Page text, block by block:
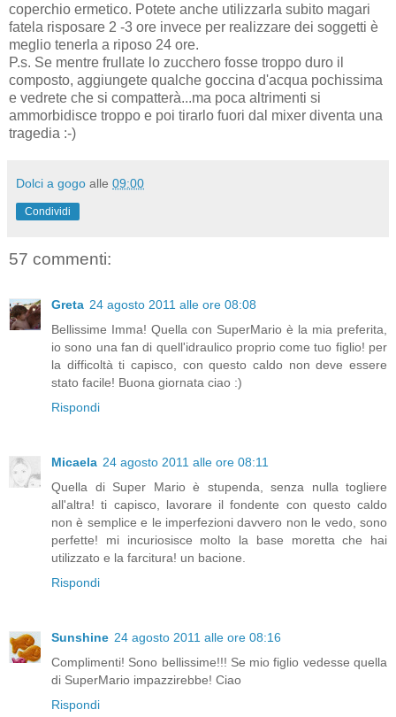
coperchio ermetico. Potete anche utilizzarla subito magari
fatela risposare 2 -3 ore invece per realizzare dei soggetti è
meglio tenerla a riposo 24 ore.
P.s. Se mentre frullate lo zucchero fosse troppo duro il
composto, aggiungete qualche goccina d'acqua pochissima
e vedrete che si compatterà...ma poca altrimenti si
ammorbidisce troppo e poi tirarlo fuori dal mixer diventa una
tragedia :-)
Dolci a gogo alle 09:00
Condividi
57 commenti:
Greta 24 agosto 2011 alle ore 08:08
Bellissime Imma! Quella con SuperMario è la mia preferita,
io sono una fan di quell'idraulico proprio come tuo figlio! per
la difficoltà ti capisco, con questo caldo non deve essere
stato facile! Buona giornata ciao :)
Rispondi
Micaela 24 agosto 2011 alle ore 08:11
Quella di Super Mario è stupenda, senza nulla togliere
all'altra! ti capisco, lavorare il fondente con questo caldo
non è semplice e le imperfezioni davvero non le vedo, sono
perfette! mi incuriosisce molto la base moretta che hai
utilizzato e la farcitura! un bacione.
Rispondi
Sunshine 24 agosto 2011 alle ore 08:16
Complimenti! Sono bellissime!!! Se mio figlio vedesse quella
di SuperMario impazzirebbe! Ciao
Rispondi